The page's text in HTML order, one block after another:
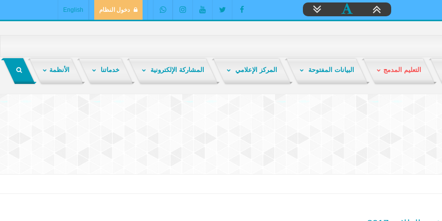
دخول النظام English
التعليم المدمج البيانات المفتوحة المركز الإعلامي المشاركة الإلكترونية خدماتنا الأنظمة